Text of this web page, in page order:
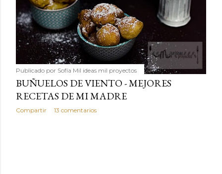
Publicado por Sofía Mil ideas mil proyectos
BUÑUELOS DE VIENTO - MEJORES
RECETAS DE MI MADRE
Compartir 13 comentarios